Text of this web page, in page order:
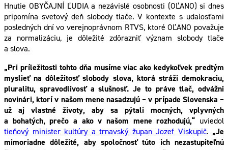
Hnutie OBYČAJNÍ ĽUDIA a nezávislé osobnosti (OĽANO) si dnes
pripomína svetový deň slobody tlače. V kontexte s udalosťami
posledných dní vo verejnoprávnom RTVS, ktoré OĽANO považuje
za normalizáciu, je dôležité zdôrazniť význam slobody tlače
a slova.
„Pri príležitosti tohto dňa musíme viac ako kedykoľvek predtým
myslieť na dôležitosť slobody slova, ktorá stráži demokraciu,
pluralitu, spravodlivosť a slušnosť. Je to práve tlač, odvážni
novinári, ktorí v našom mene nasadzujú – v prípade Slovenska –
už aj vlastné životy, aby sa pýtali mocných, vplyvných
a bohatých, prečo a ako v našom mene rozhodujú,“ uviedol
tieňový minister kultúry a trnavský župan Jozef Viskupič. „Je
mimoriadne dôležité, aby spoločnosť túto ich nezastupiteľnú